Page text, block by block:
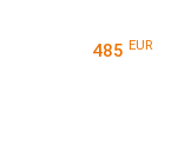
485 EUR